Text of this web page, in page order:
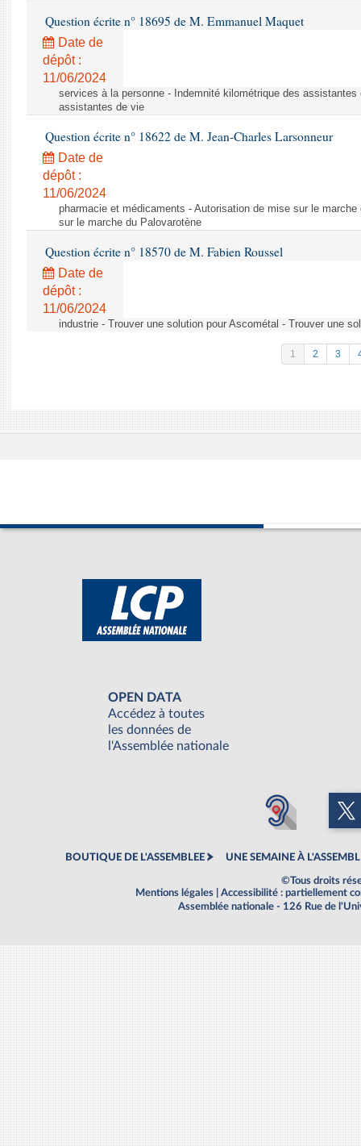
Question écrite n° 18695 de M. Emmanuel Maquet
Date de
dépôt :
11/06/2024
services à la personne - Indemnité kilométrique des
assistantes de vie
Question écrite n° 18622 de M. Jean-Charles Larsonneur
Date de
dépôt :
11/06/2024
pharmacie et médicaments - Autorisation de mise sur le
sur le marche du Palovarotène
Question écrite n° 18570 de M. Fabien Roussel
Date de
dépôt :
11/06/2024
industrie - Trouver une solution pour Ascométal - Trouver une
1 2 3
OPEN DATA
Accédez à toutes
les données de
l'Assemblée nationale
BOUTIQUE DE L'ASSEMBLEE UNE SEMAINE À
©Tous droits
Mentions légales
Accessibilité : partiellement
Assemblée nationale - 126 Rue de